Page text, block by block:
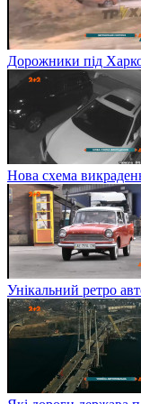
Дорожники під
Нова схема
Унікальний ретро